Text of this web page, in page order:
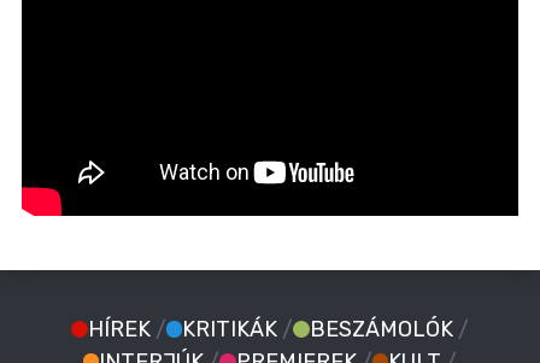
HÍREK / KRITIKÁK / BESZÁMOLÓK /